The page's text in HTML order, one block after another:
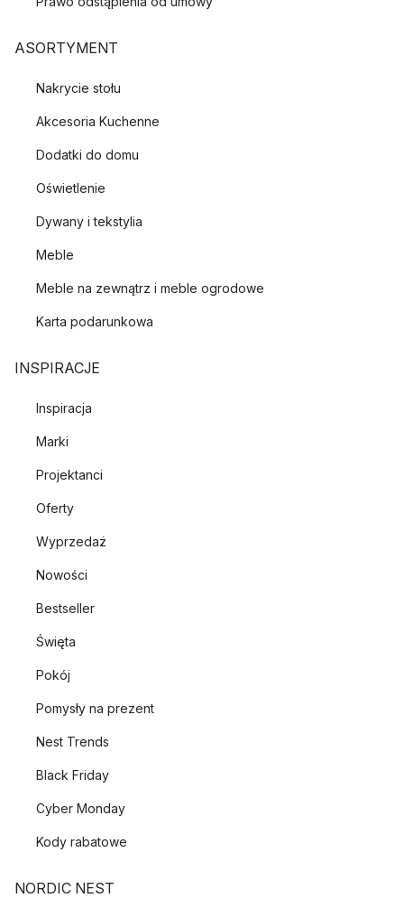
ASORTYMENT
Nakrycie stołu
Akcesoria Kuchenne
Dodatki do domu
Oświetlenie
Dywany i tekstylia
Meble
Meble na zewnątrz i meble ogrodowe
Karta podarunkowa
INSPIRACJE
Inspiracja
Marki
Projektanci
Oferty
Wyprzedaż
Nowości
Bestseller
Święta
Pokój
Pomysły na prezent
Nest Trends
Black Friday
Cyber Monday
Kody rabatowe
NORDIC NEST